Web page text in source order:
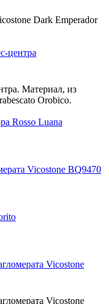
Dark Emperador
центра
Материал, из
Orobico.
Rosso Luana
Vicostone BQ9470
Vicostone
Vicostone